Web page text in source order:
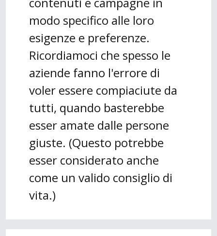
modo specifico alle loro
esigenze e preferenze.
Ricordiamoci che spesso le
aziende fanno l'errore di
voler essere compiaciute da
tutti, quando basterebbe
esser amate dalle persone
giuste. (Questo potrebbe
esser considerato anche
come un valido consiglio di
vita.)